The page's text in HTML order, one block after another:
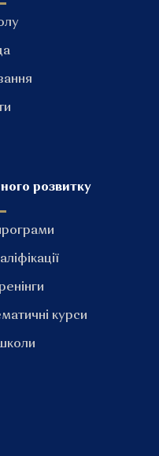
розвитку
курси